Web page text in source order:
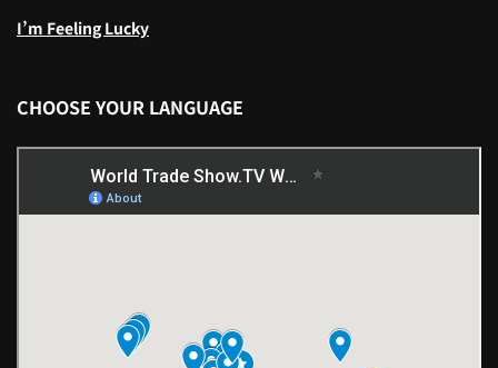
I’m Feeling Lucky
CHOOSE YOUR LANGUAGE